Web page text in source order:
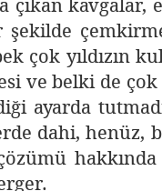
çıkan kavgalar,
şekilde
yıldızın
ve belki de
ayarda
dahi, henüz,